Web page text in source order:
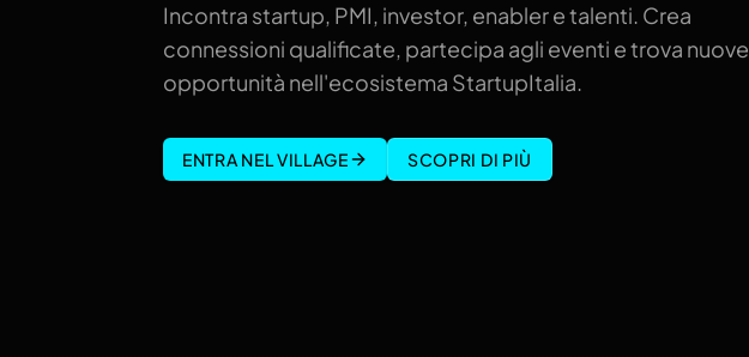
Incontra startup, PMI, investor, enabler e talenti. Crea
connessioni qualificate, partecipa agli eventi e trova nuove
opportunità nell'ecosistema StartupItalia.
ENTRA NEL VILLAGE SCOPRI DI PIÙ